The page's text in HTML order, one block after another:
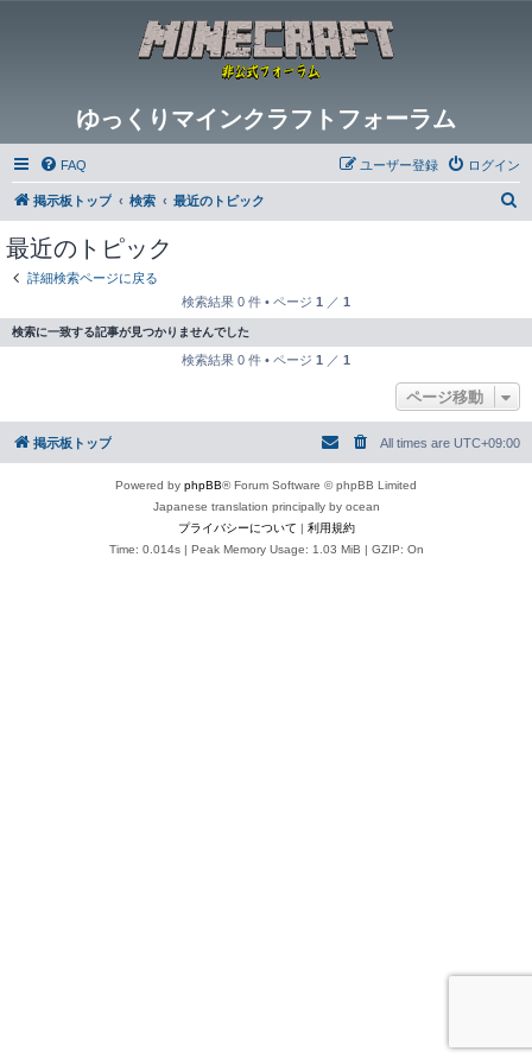
ゆっくりマインクラフトフォーラム
FAQ ログイン
ユーザー登録
掲示板トップ 検索 最近のトピック
最近のトピック
詳細検索ページに戻る
検索結果 0 件 • ページ 1 ／ 1
検索に一致する記事が見つかりませんでした
検索結果 0 件 • ページ 1 ／ 1
ページ移動
掲示板トップ All times are UTC+09:00
Powered by phpBB® Forum Software © phpBB Limited
Japanese translation principally by ocean
プライバシーについて | 利用規約
Time: 0.014s| Peak Memory Usage: 1.03 MiB | GZIP: On